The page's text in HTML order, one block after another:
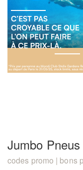
Jumbo
codes promo | bons